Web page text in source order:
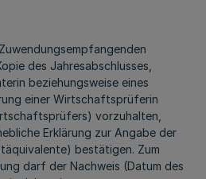
des Jahresabschlusses,
beziehungsweise eines
einer Wirtschaftsprüferin
vorzuhalten,
Erklärung zur Angabe der
bestätigen. Zum
darf der Nachweis (Datum des